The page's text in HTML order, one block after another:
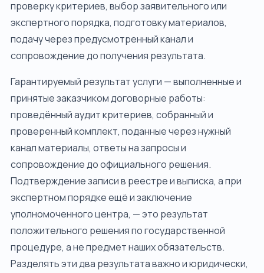
проверку критериев, выбор заявительного или
экспертного порядка, подготовку материалов,
подачу через предусмотренный канал и
сопровождение до получения результата.
Гарантируемый результат услуги — выполненные и
принятые заказчиком договорные работы:
проведённый аудит критериев, собранный и
проверенный комплект, поданные через нужный
канал материалы, ответы на запросы и
сопровождение до официального решения.
Подтверждение записи в реестре и выписка, а при
экспертном порядке ещё и заключение
уполномоченного центра, — это результат
положительного решения по государственной
процедуре, а не предмет наших обязательств.
Разделять эти два результата важно и юридически,